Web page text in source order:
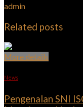
admin
Related posts
More details
News
Pengenalan SNI